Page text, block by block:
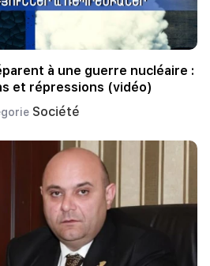
à une guerre nucléaire :
et répressions (vidéo)
Société